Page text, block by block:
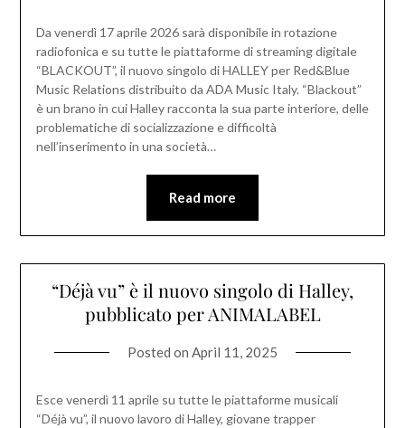
Da venerdì 17 aprile 2026 sarà disponibile in rotazione
radiofonica e su tutte le piattaforme di streaming digitale
“BLACKOUT”, il nuovo singolo di HALLEY per Red&Blue
Music Relations distribuito da ADA Music Italy. “Blackout”
è un brano in cui Halley racconta la sua parte interiore, delle
problematiche di socializzazione e difficoltà
nell’inserimento in una società…
Read more
“Déjà vu” è il nuovo singolo di Halley,
pubblicato per ANIMALABEL
Posted on April 11, 2025
Esce venerdì 11 aprile su tutte le piattaforme musicali
“Déjà vu”, il nuovo lavoro di Halley, giovane trapper